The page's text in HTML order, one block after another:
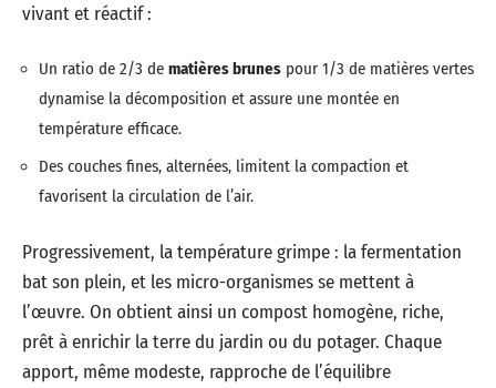
vivant et réactif :
Un ratio de 2/3 de matières brunes pour 1/3 de matières vertes
dynamise la décomposition et assure une montée en
température efficace.
Des couches fines, alternées, limitent la compaction et
favorisent la circulation de l’air.
Progressivement, la température grimpe : la fermentation
bat son plein, et les micro-organismes se mettent à
l’œuvre. On obtient ainsi un compost homogène, riche,
prêt à enrichir la terre du jardin ou du potager. Chaque
apport, même modeste, rapproche de l’équilibre